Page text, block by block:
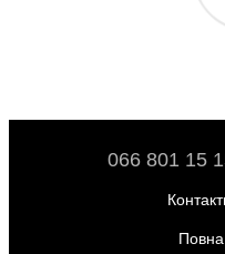
066 801 15
Повна